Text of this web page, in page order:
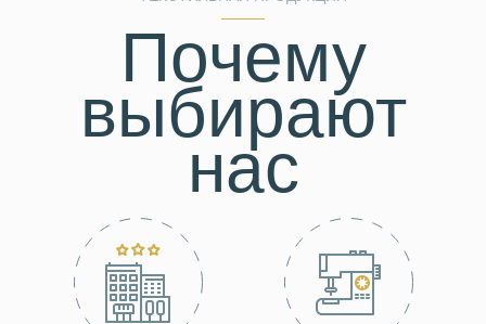
Почему
выбирают
нас